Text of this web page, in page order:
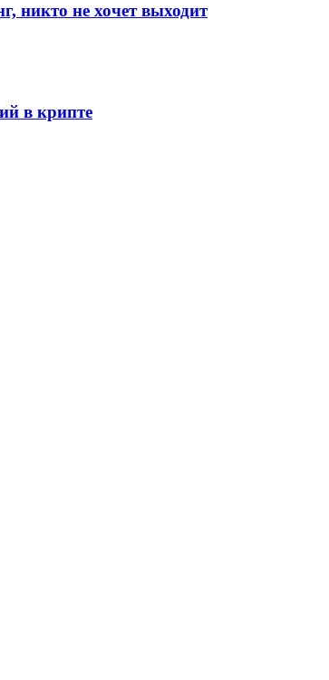
никто не хочет выходит
в крипте